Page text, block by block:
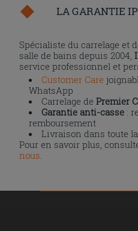
LA GARANTIE
Spécialiste du carrelage et
salle de bains depuis 2004,
service professionnel et
Customer Care
WhatsApp
Carrelage dePremier
Garantie anti-casse :
remboursement
Livraison dans toute
Pour en savoir plus,
nous